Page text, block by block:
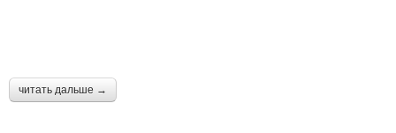
читать дальше →